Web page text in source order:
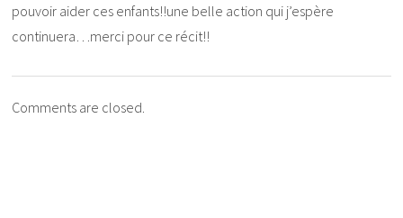
pouvoir aider ces enfants!!une belle action qui j’espère
continuera…merci pour ce récit!!
Comments are closed.